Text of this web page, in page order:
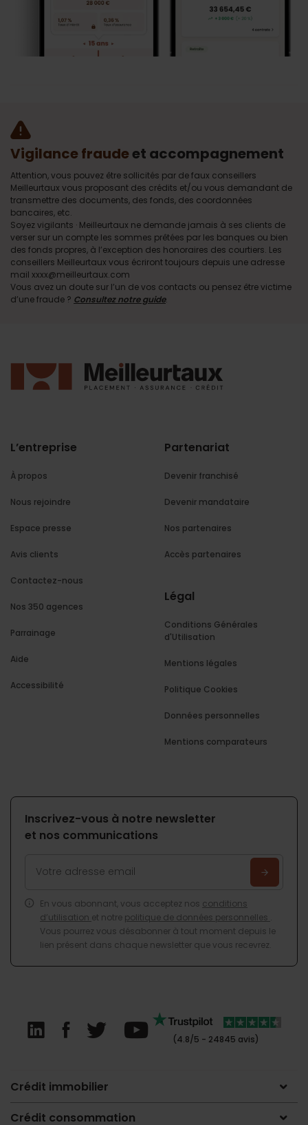
Vigilance fraudeet accompagnement
Attention, vous pouvez être sollicités par de faux conseillers
Meilleurtaux vous proposant des crédits et/ou vous demandant de
transmettre des documents, des fonds, des coordonnées
bancaires, etc.
Soyez vigilants · Meilleurtaux ne demande jamais à ses clients de
verser sur un compte les sommes prêtées par les banques ou bien
des fonds propres, à l’exception des honoraires des courtiers. Les
conseillers Meilleurtaux vous écriront toujours depuis une adresse
mail xxxx@meilleurtaux.com
Vous avez un doute sur l’un de vos contacts ou pensez être victime
d’une fraude ? Consultez notre guide.
L’entreprise
À propos
Nous rejoindre
Espace presse
Avis clients
Contactez-nous
Nos 350 agences
Parrainage
Aide
Accessibilité
Partenariat
Devenir franchisé
Devenir mandataire
Nos partenaires
Accès partenaires
Légal
Conditions Générales
d'Utilisation
Mentions légales
Politique Cookies
Données personnelles
Mentions comparateurs
Inscrivez-vous à notre newsletter
et nos communications
En vous abonnant, vous acceptez nos conditions
d’utilisation et notre politique de données personnelles
Vous pourrez vous désabonner à tout moment depuis le
lien présent dans chaque newsletter que vous recevrez.
(4.8/5 - 24845 avis)
Crédit immobilier
Crédit consommation